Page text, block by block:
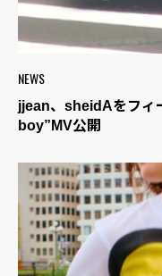
NEWS
jjean、sheidAをフィ
boy”MV公開